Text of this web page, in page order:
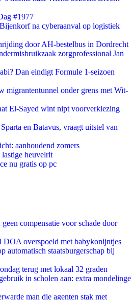
#1977
na cyberaanval op logistiek
door AH-bestelbus in Dordrecht
zorgprofessional Jan
Dan eindigt Formule 1-seizoen
migrantentunnel onder grens met Wit-
El-Sayed wint nipt voorverkiezing
en Batavus, vraagt uitstel van
aanhoudend zomers
heuvelrit
nu gratis op pc
compensatie voor schade door
DOA overspoeld met babykonijntjes
automatisch staatsburgerschap bij
terug met lokaal 32 graden
in scholen aan: extra mondelinge
man die agenten stak met